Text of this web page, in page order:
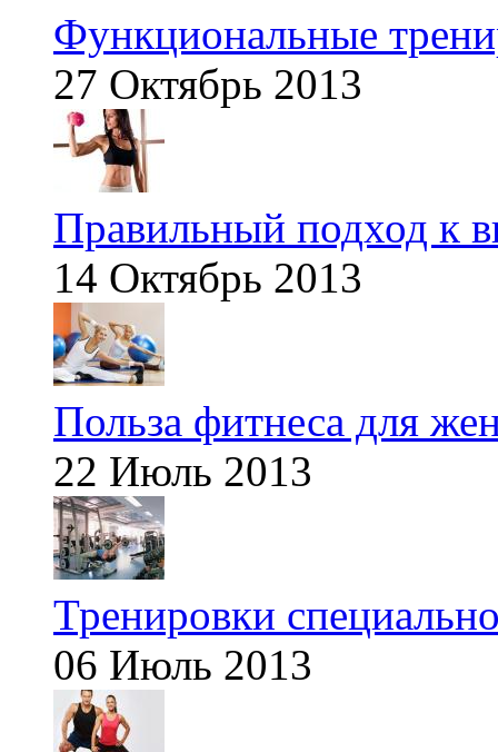
Функциональные
27 Октябрь 2013
Правильный подход к
14 Октябрь 2013
Польза фитнеса для
22 Июль 2013
Тренировки
06 Июль 2013